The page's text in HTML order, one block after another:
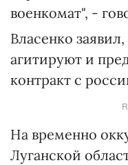
военкомат", -
Власенко
агитируют и
контракт с
На временно
Луганской